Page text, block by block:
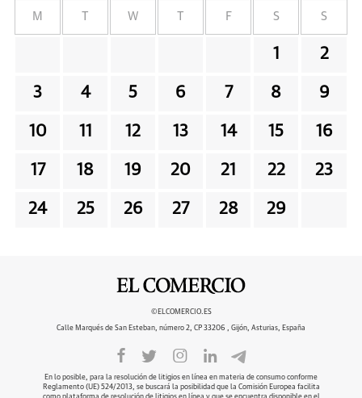
M W F S S
1 2
3 4 5 6 7 8 9
10 11 12 13 14 15 16
17 18 19 20 21 22 23
24 25 26 27 28 29
©ELCOMERCIO.ES
Calle Marqués de San Esteban, número 2, CP 33206 , Gijón, Asturias, España
En lo posible, para la resolución de litigios en línea en materia de consumo conforme
Reglamento (UE) 524/2013, se buscará la posibilidad que la Comisión Europea facilita